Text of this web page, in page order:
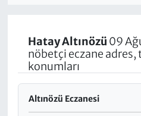
HatayAltınözü 09
nöbetçi eczane adres,
konumları
Altınözü Eczanesi